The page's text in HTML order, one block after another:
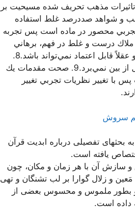
تاثيرات مذهب تحريف شده مسيحيت بر
مطالب و شواهد صددرصد غلط استفاده
تجربي محصور در ماده است پس تجربه
مفسر همه جانبه دين باشد و محور فهم ديني قرار گيرد.7. ملاك درست و غلط در فهم، برهاني
بودن آن است پس فهم غير برهاني حدس و يا توهمي بيش نيست و عقلاً قابل اعتماد نمي‌تواند باشد.8.
اتكاء انسان به عقل است و عقل يقين خود را با يك حدس و احتمال از بين نمي‌برد.9. صحت مقدمات يك
تغيير نظريات تجربي تغيير
سروش
بحثهاى تفصیلى درباره ابدیت قرآن
یافته است.
و سازش آن با هر زمان و مكان، چون
و زلال گوارا بر لب تشنگان و تهى
بطور ملموس و محسوس بعضى از
داده است.